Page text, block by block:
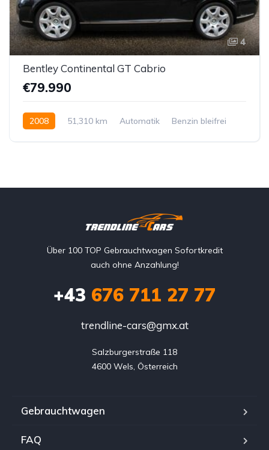
4
Bentley Continental GT Cabrio
€79.990
2008 51,310 km Automatik
Benzin bleifrei
Über 100 TOP Gebrauchtwagen Sofortkredit
auch ohne Anzahlung!
+43 676 711 27 77
trendline-cars@gmx.at
Salzburgerstraße 118
4600 Wels, Österreich
Gebrauchtwagen
FAQ